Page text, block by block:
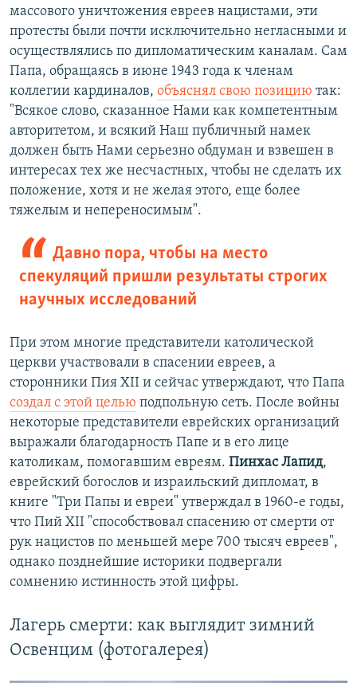
массового уничтожения евреев нацистами, эти
протесты были почти исключительно негласными и
осуществлялись по дипломатическим каналам. Сам
Папа, обращаясь в июне 1943 года к членам
коллегии кардиналов, объяснял свою позицию так:
"Всякое слово, сказанное Нами как компетентным
авторитетом, и всякий Наш публичный намек
должен быть Нами серьезно обдуман и взвешен в
интересах тех же несчастных, чтобы не сделать их
положение, хотя и не желая этого, еще более
тяжелым и непереносимым".
Давно пора, чтобы на место
спекуляций пришли результаты строгих
научных исследований
При этом многие представители католической
церкви участвовали в спасении евреев, а
сторонники Пия XII и сейчас утверждают, что Папа
создал с этой целью подпольную сеть. После войны
некоторые представители еврейских организаций
выражали благодарность Папе и в его лице
католикам, помогавшим евреям. Пинхас Лапид,
еврейский богослов и израильский дипломат, в
книге "Три Папы и евреи" утверждал в 1960-е годы,
что Пий XII "способствовал спасению от смерти от
рук нацистов по меньшей мере 700 тысяч евреев",
однако позднейшие историки подвергали
сомнению истинность этой цифры.
Лагерь смерти: как выглядит зимний
Освенцим (фотогалерея)